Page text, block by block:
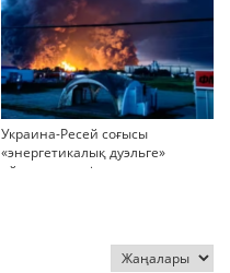
Украина-Ресей соғысы
«энергетикалық дуэльге»
айналып кетті